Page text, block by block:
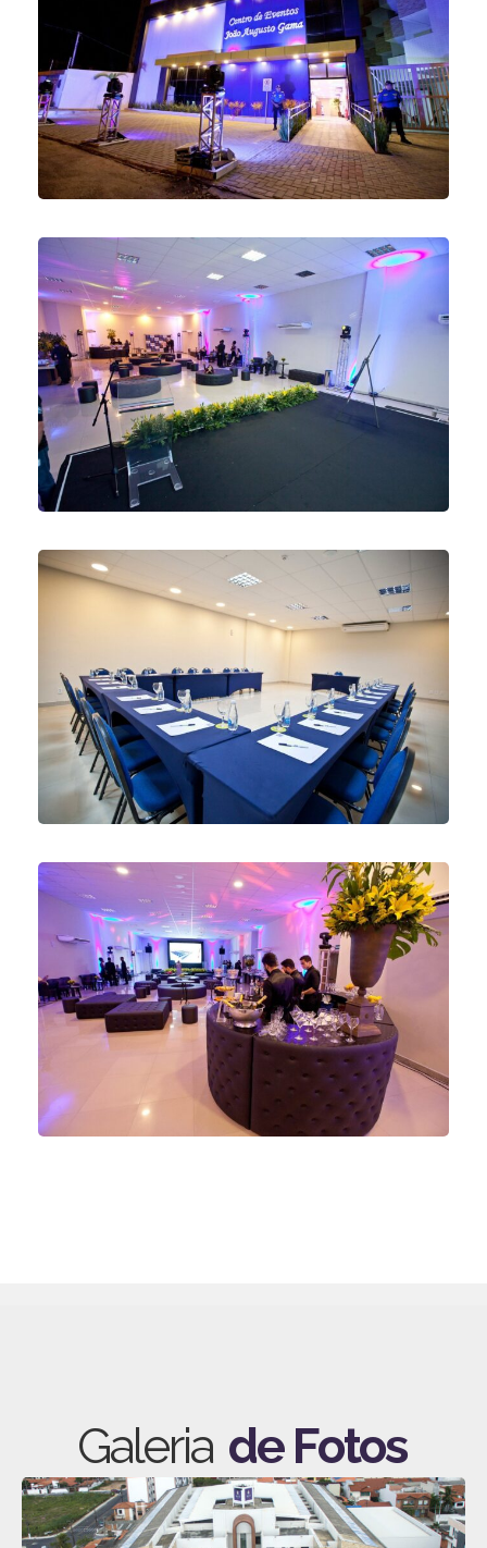
Galeria de Fotos